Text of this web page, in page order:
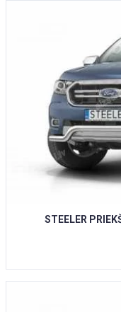
STEELER